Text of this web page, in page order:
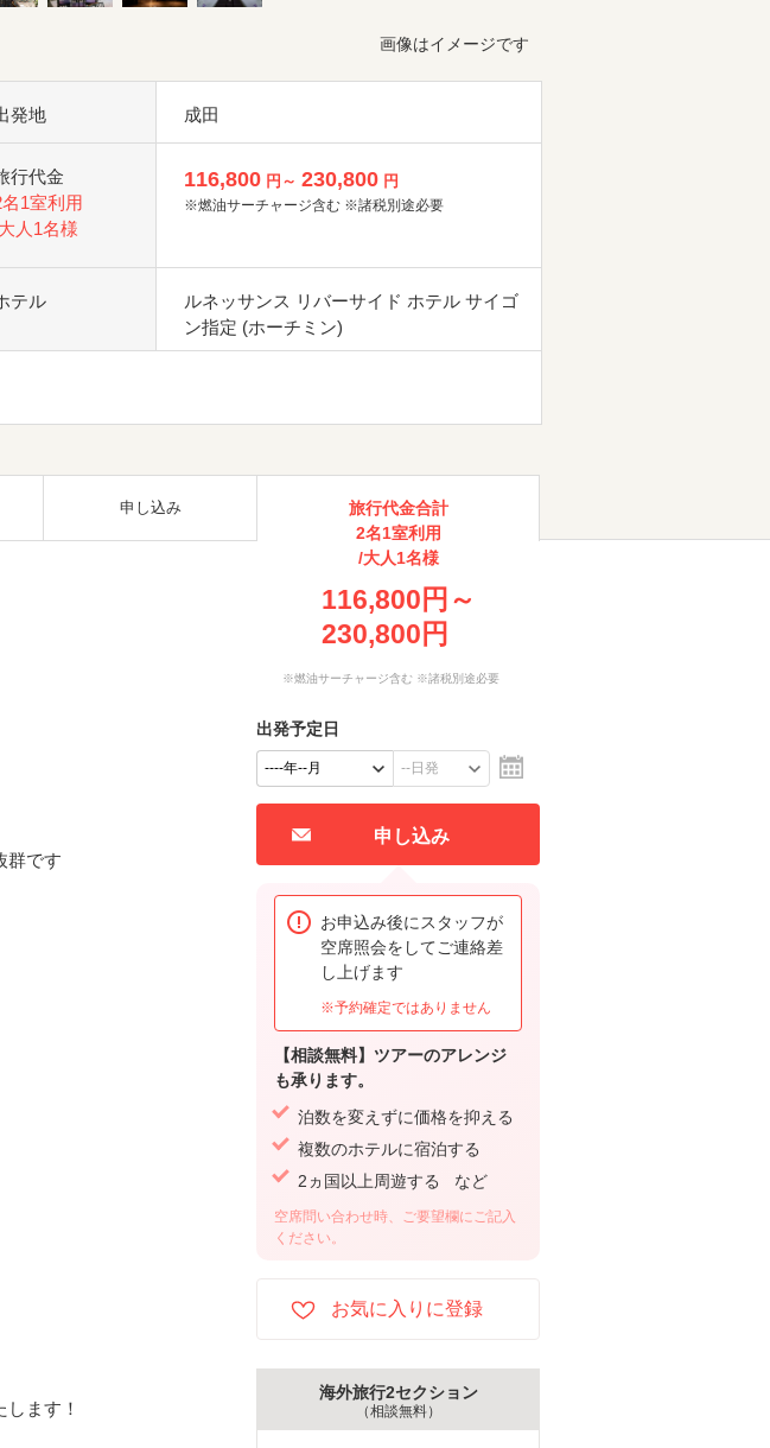
画像はイメージです
発地 成田
行代金
名1室利用
人1名様
116,800 円～ 230,800 円
※燃油サーチャージ含む ※諸税別途必要
テル
ルネッサンス リバーサイド ホテル サイゴ
ン指定 (ホーチミン)
申し込み
群です
ます！
旅行代金合計
2名1室利用
/大人1名様
116,800円～
230,800円
※燃油サーチャージ含む ※諸税別途必要
出発予定日
申し込み
お申込み後にスタッフが
空席照会をしてご連絡差
し上げます
※予約確定ではありません
【相談無料】ツアーのアレンジ
も承ります。
泊数を変えずに価格を抑える
複数のホテルに宿泊する
2ヵ国以上周遊する など
空席問い合わせ時、ご要望欄にご記入
ください。
海外旅行2セクション
（相談無料）